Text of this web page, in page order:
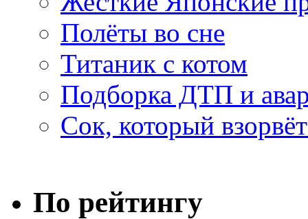
Полёты во сне
Титаник с котом
Подборка ДТП и
Сок, который
По рейтингу